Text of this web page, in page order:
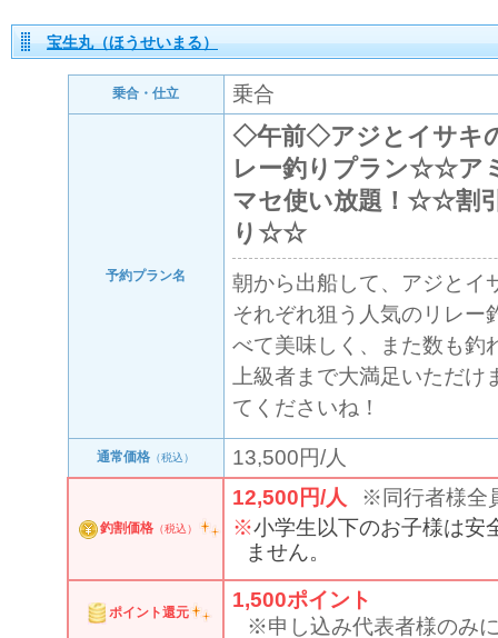
宝生丸（ほうせいまる）
乗合・仕立 乗合
予約プラン名
◇午前◇アジとイサキ
レー釣りプラン☆☆ア
マセ使い放題！☆☆割
り☆☆
朝から出船して、アジとイ
それぞれ狙う人気のリレー
べて美味しく、また数も釣
上級者まで大満足いただ
てくださいね！
通常価格 （税込） 13,500円/人
釣割価格（税込）
12,500円/人
※同行者様全
小学生以下のお子様は安
ません。
ポイント還元
1,500ポイント
※申し込み代表者様のみ